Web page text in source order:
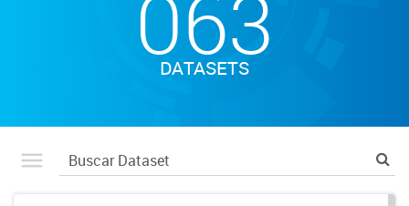
063
DATASETS